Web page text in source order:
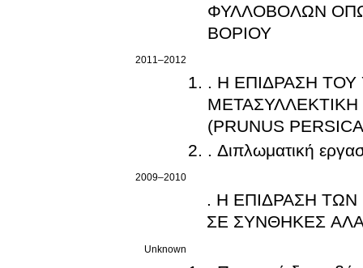
ΦΥΛΛΟΒΟΛΩΝ
ΒΟΡΙΟΥ
2011–2012
. Η ΕΠΙΔΡΑΣΗ
. Διπλωματική
2009–2010
. Η ΕΠΙΔΡΑΣΗ
ΣΕ ΣΥΝΘΗΚΕΣ
Unknown